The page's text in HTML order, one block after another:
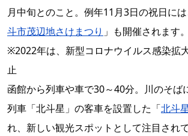
月中旬とのこと。例年11月3日の祝日に
斗市茂辺地さけまつり 」も開催されます。
※2022年は、新型コロナウイルス感染拡
止
函館から列車や車で30～40分。川のそば
列車「北斗星」の客車を設置した「北斗
れ、新しい観光スポットとして注目され